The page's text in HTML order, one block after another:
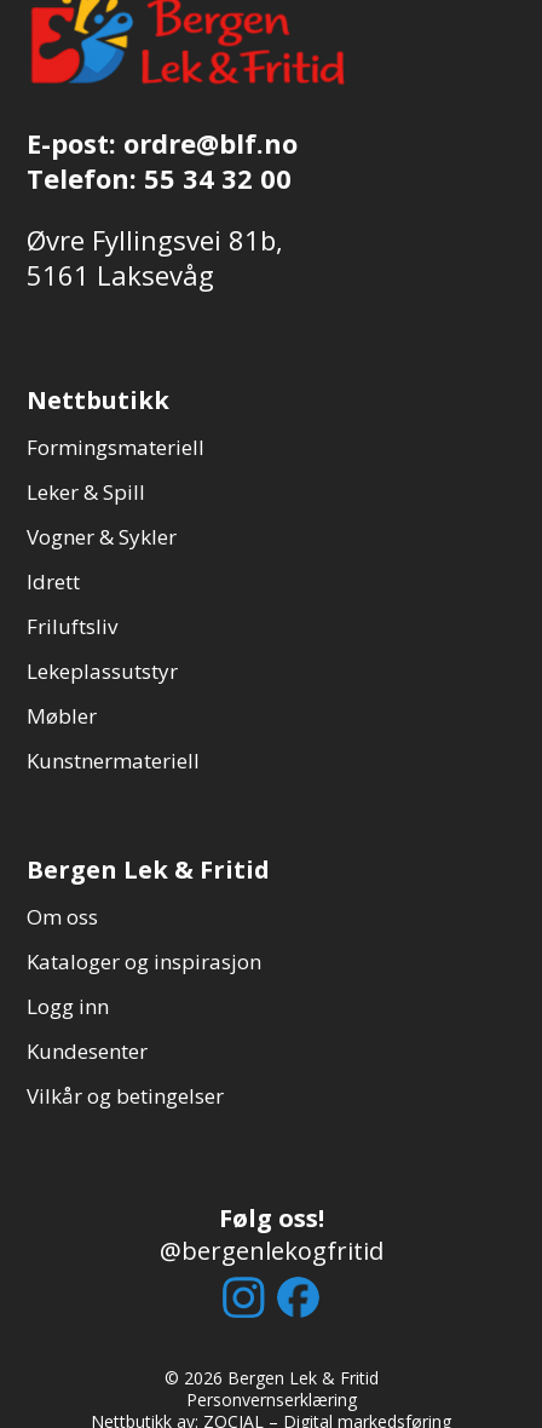
E-post: ordre@blf.no
Telefon: 55 34 32 00
Øvre Fyllingsvei 81b,
5161 Laksevåg
Nettbutikk
Formingsmateriell
Leker & Spill
Vogner & Sykler
Idrett
Friluftsliv
Lekeplassutstyr
Møbler
Kunstnermateriell
Bergen Lek & Fritid
Om oss
Kataloger og inspirasjon
Logg inn
Kundesenter
Vilkår og betingelser
Følg oss!
@bergenlekogfritid
© 2026 Bergen Lek & Fritid
Personvernserklæring
Nettbutikk av: ZOCIAL – Digital markedsføring